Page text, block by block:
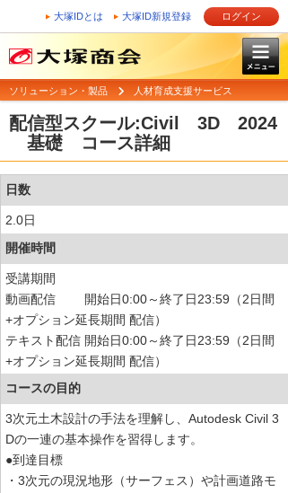
大塚IDとは 大塚ID新規登録 ログイン
ソリューション・製品 人材育成支援サービス
配信型スクール:Civil 3D 2024
基礎 コース詳細
日数
2.0日
開催時間
受講期間
動画配信 開始日0:00～終了日23:59（2日間
+オプション延長期間 配信）
テキスト配信 開始日0:00～終了日23:59（2日間
+オプション延長期間 配信）
コースの目的
3次元土木設計の手法を理解し、Autodesk Civil 3
Dの一連の基本操作を習得します。
●到達目標
・3次元の現況地形（サーフェス）や計画道路モ